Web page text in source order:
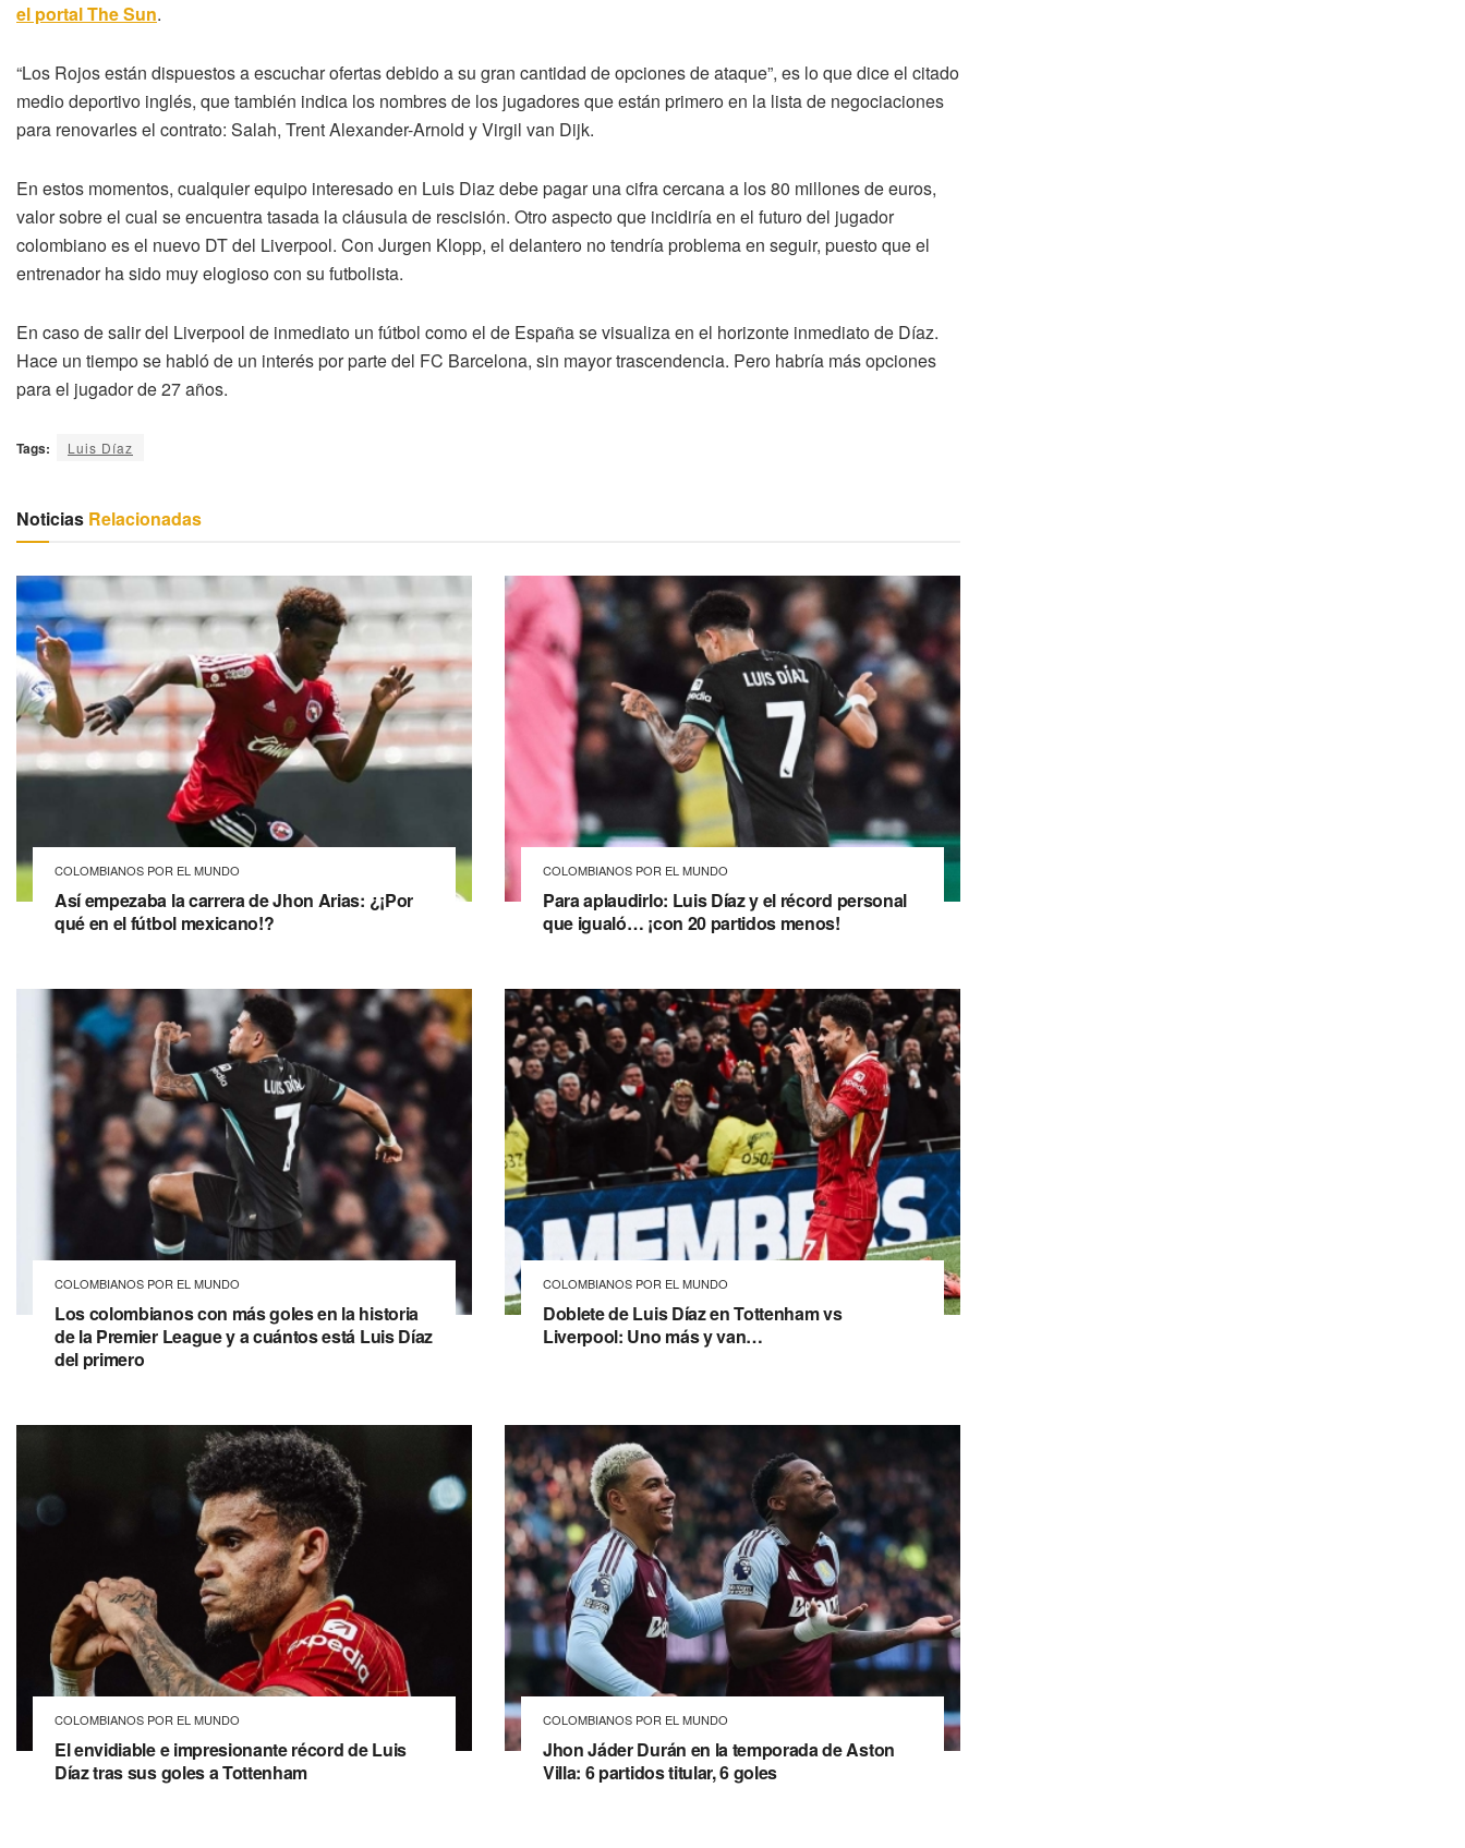
el portal The Sun.
“Los Rojos están dispuestos a escuchar ofertas debido a su gran cantidad de opciones de ataque”, es lo que dice el citado
medio deportivo inglés, que también indica los nombres de los jugadores que están primero en la lista de negociaciones
para renovarles el contrato: Salah, Trent Alexander-Arnold y Virgil van Dijk.
En estos momentos, cualquier equipo interesado en Luis Diaz debe pagar una cifra cercana a los 80 millones de euros,
valor sobre el cual se encuentra tasada la cláusula de rescisión. Otro aspecto que incidiría en el futuro del jugador
colombiano es el nuevo DT del Liverpool. Con Jurgen Klopp, el delantero no tendría problema en seguir, puesto que el
entrenador ha sido muy elogioso con su futbolista.
En caso de salir del Liverpool de inmediato un fútbol como el de España se visualiza en el horizonte inmediato de Díaz.
Hace un tiempo se habló de un interés por parte del FC Barcelona, sin mayor trascendencia. Pero habría más opciones
para el jugador de 27 años.
Tags: Luis Díaz
Noticias Relacionadas
COLOMBIANOS POR EL MUNDO
Así empezaba la carrera de Jhon Arias: ¿¡Por
qué en el fútbol mexicano!?
COLOMBIANOS POR EL MUNDO
Para aplaudirlo: Luis Díaz y el récord personal
que igualó… ¡con 20 partidos menos!
COLOMBIANOS POR EL MUNDO
Los colombianos con más goles en la historia
de la Premier League y a cuántos está Luis Díaz
del primero
COLOMBIANOS POR EL MUNDO
Doblete de Luis Díaz en Tottenham vs
Liverpool: Uno más y van…
COLOMBIANOS POR EL MUNDO
El envidiable e impresionante récord de Luis
Díaz tras sus goles a Tottenham
COLOMBIANOS POR EL MUNDO
Jhon Jáder Durán en la temporada de Aston
Villa: 6 partidos titular, 6 goles